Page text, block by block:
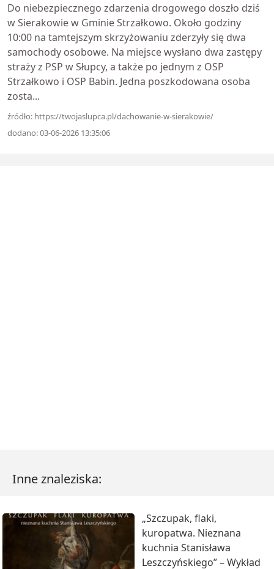
Do niebezpiecznego zdarzenia drogowego doszło dziś
w Sierakowie w Gminie Strzałkowo. Około godziny
10:00 na tamtejszym skrzyżowaniu zderzyły się dwa
samochody osobowe. Na miejsce wysłano dwa zastępy
straży z PSP w Słupcy, a także po jednym z OSP
Strzałkowo i OSP Babin. Jedna poszkodowana osoba
zosta...
źródło: https://twojaslupca.pl/dachowanie-w-sierakowie/
dodano: 03-06-2026 13:35:06
Inne znaleziska:
„Szczupak, flaki,
kuropatwa. Nieznana
kuchnia Stanisława
Leszczyńskiego” – Wykład